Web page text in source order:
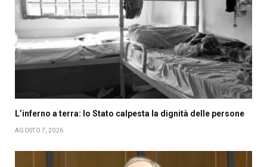
L’inferno a terra: lo Stato calpesta la dignità delle persone
AGOSTO 7, 2026